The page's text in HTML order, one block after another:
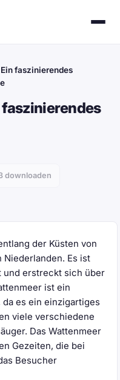
faszinierendes
faszinierendes
downloaden
der Küsten von
Niederlanden. Es ist
und erstreckt sich über
ist ein
es ein einzigartiges
viele verschiedene
Das Wattenmeer
Gezeiten, die bei
Besucher